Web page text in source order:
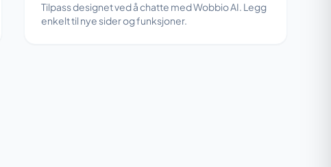
Tilpass designet ved å chatte med Wobbio AI. Legg
enkelt til nye sider og funksjoner.